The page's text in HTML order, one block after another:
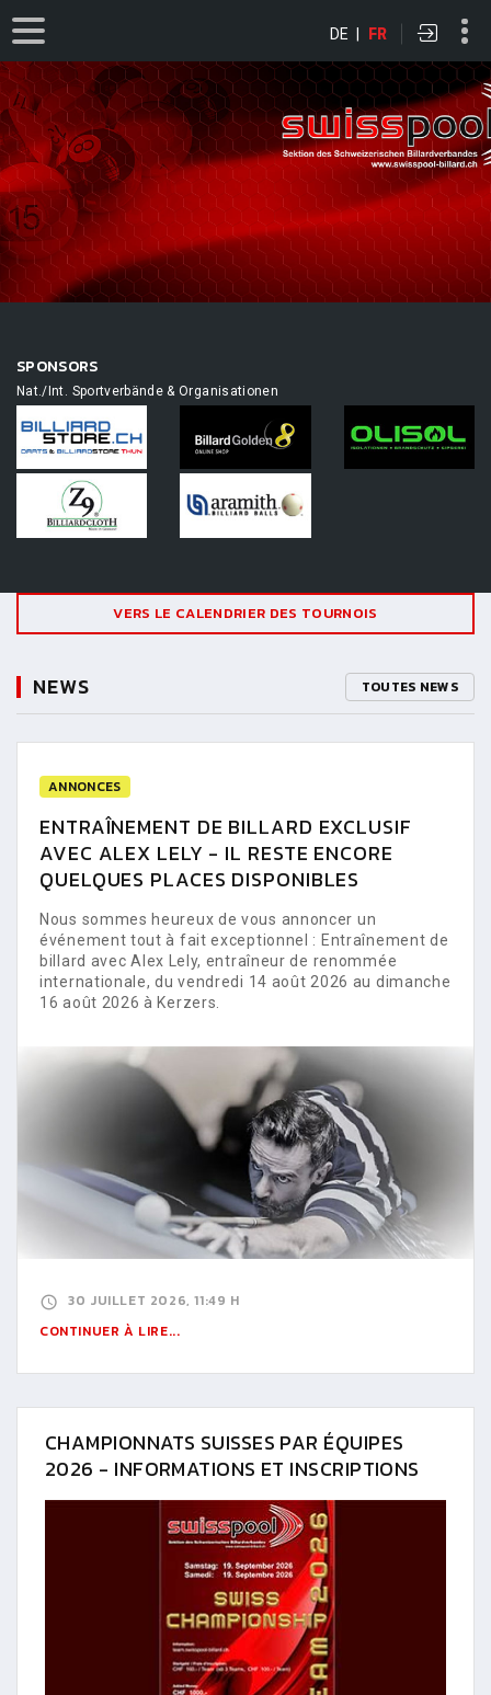
DE | FR
SPONSORS
Nat./Int. Sportverbände & Organisationen
VERS LE CALENDRIER DES TOURNOIS
NEWS TOUTES NEWS
ANNONCES
ENTRAÎNEMENT DE BILLARD EXCLUSIF
AVEC ALEX LELY - IL RESTE ENCORE
QUELQUES PLACES DISPONIBLES
Nous sommes heureux de vous annoncer un
événement tout à fait exceptionnel : Entraînement de
billard avec Alex Lely, entraîneur de renommée
internationale, du vendredi 14 août 2026 au dimanche
16 août 2026 à Kerzers.
30 JUILLET 2026, 11:49 H
CONTINUER À LIRE...
CHAMPIONNATS SUISSES PAR ÉQUIPES
2026 - INFORMATIONS ET INSCRIPTIONS